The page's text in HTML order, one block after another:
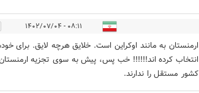
۰۸:۱۱ - ۱۴۰۲/۰۷/۰۴
ارمنستان به مانند اوکراین است. خلایق هرچه لایق. برای
انتخاب کرده اند!!!!!! خب پس، پیش به سوی تجزیه
کشور مستقل را ندارند.